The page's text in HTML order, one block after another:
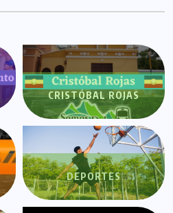
CRISTÓBAL ROJAS
DEPORTES